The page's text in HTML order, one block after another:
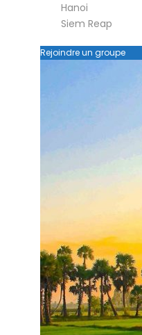
Hanoi
Siem Reap
Rejoindre un groupe